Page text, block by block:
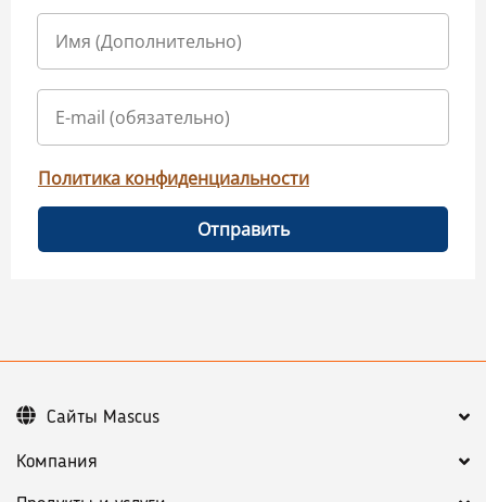
Политика конфиденциальности
Отправить
Компания
Сайты Mascus